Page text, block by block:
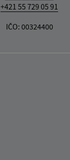
+421 55 729 05 91
IČO: 00324400